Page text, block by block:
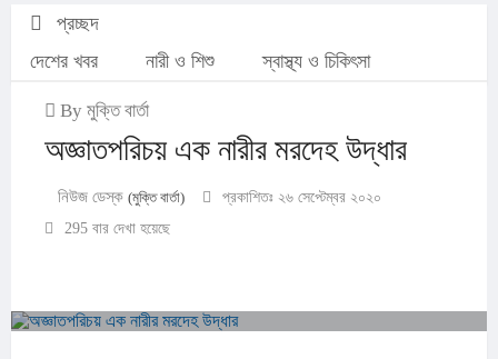
প্রচ্ছদ
দেশের খবর
নারী ও শিশু স্বাস্থ্য ও চিকিৎসা
By মুক্তি বার্তা
অজ্ঞাতপরিচয় এক নারীর মরদেহ উদ্ধার
নিউজ ডেস্ক (মুক্তি বার্তা)
প্রকাশিতঃ ২৬ সেপ্টেম্বর ২০২০
295 বার দেখা হয়েছে